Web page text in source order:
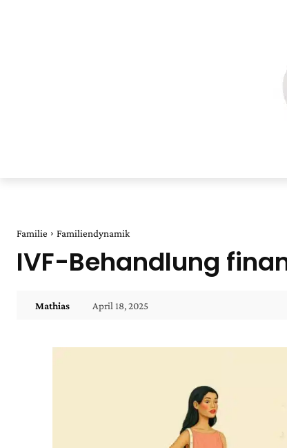
Familie Familiendynamik
IVF-Behandlung
Mathias April 18, 2025